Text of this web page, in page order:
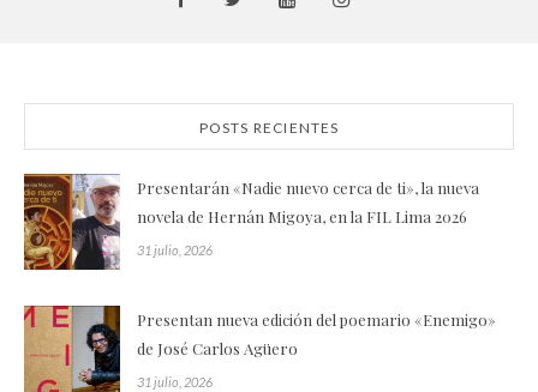
POSTS RECIENTES
Presentarán «Nadie nuevo cerca de ti», la nueva
novela de Hernán Migoya, en la FIL Lima 2026
31 julio, 2026
Presentan nueva edición del poemario «Enemigo»
de José Carlos Agüero
31 julio, 2026